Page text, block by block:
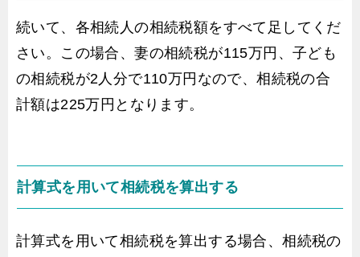
続いて、各相続人の相続税額をすべて足してくだ
さい。この場合、妻の相続税が115万円、子ども
の相続税が2人分で110万円なので、相続税の合
計額は225万円となります。
計算式を用いて相続税を算出する
計算式を用いて相続税を算出する場合、相続税の